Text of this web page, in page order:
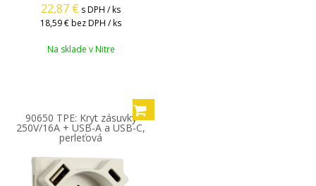
22,87 € s DPH / ks
18,59 €bez DPH / ks
Na sklade v Nitre
90650 TPE: Kryt zásuvky
250V/16A + USB-A a USB-C,
perleťová